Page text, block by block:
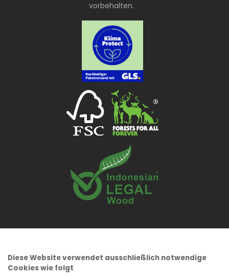
vorbehalten.
Diese Website verwendet ausschließlich notwendige
Cookies wie folgt